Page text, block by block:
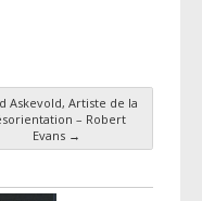
Askevold, Artiste de la
– Robert
Evans →